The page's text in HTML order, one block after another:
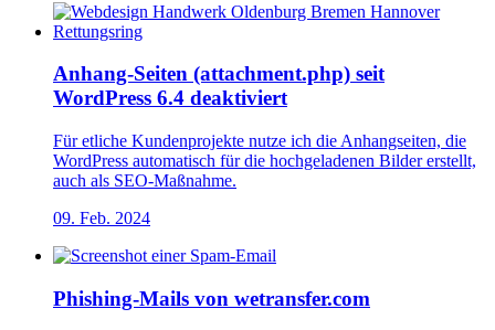
Anhang-Seiten (attachment.php) seit
WordPress 6.4 deaktiviert
Für etliche Kundenprojekte nutze ich die Anhangseiten, die
WordPress automatisch für die hochgeladenen Bilder erstellt,
auch als SEO-Maßnahme.
09. Feb. 2024
Phishing-Mails von wetransfer.com